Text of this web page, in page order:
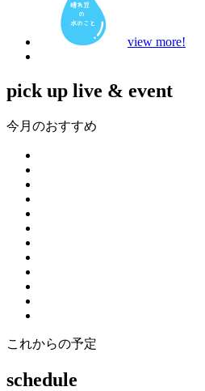
view more!
pick up live & event
今月のおすすめ
これからの予定
schedule